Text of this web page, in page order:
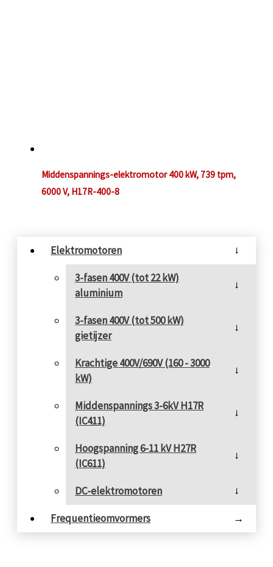
Elektromotoren →
3-fasen 400V (tot 22 kW)
aluminium
→
3-fasen 400V (tot 500 kW)
gietijzer
→
Krachtige 400V/690V (160 - 3000
kW)
→
Middenspannings 3-6kV H17R
(IC411)
→
Hoogspanning 6-11 kV H27R
(IC611)
→
DC-elektromotoren →
Frequentieomvormers →
Middenspannings-elektromotor 400 kW, 739 tpm,
6000 V, H17R-400-8